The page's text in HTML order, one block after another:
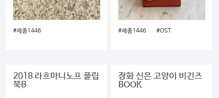
#세종1446 #세종1446 #OST
2018 라흐마니노프 플립
북B
장화 신은 고양이 비긴즈
BOOK